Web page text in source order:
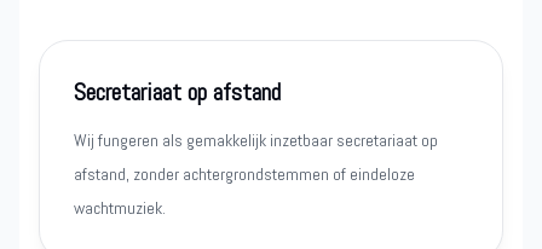
Secretariaat op afstand
Wij fungeren als gemakkelijk inzetbaar secretariaat op
afstand, zonder achtergrondstemmen of eindeloze
wachtmuziek.